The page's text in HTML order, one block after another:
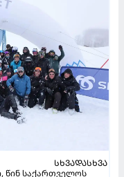
ᲡᲮᲕᲐᲓᲐᲡᲮᲕᲐ
წინ საქართველოს